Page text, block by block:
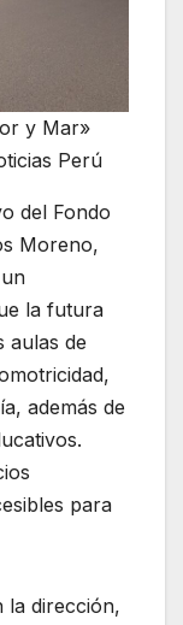
y Mar»
Perú
del Fondo
Moreno,
la futura
aulas de
además de
para
la dirección,